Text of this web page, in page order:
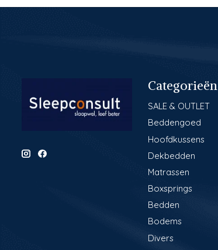
Categorieën
SALE & OUTLET
Beddengoed
Hoofdkussens
Dekbedden
Matrassen
Boxsprings
Bedden
Bodems
Divers